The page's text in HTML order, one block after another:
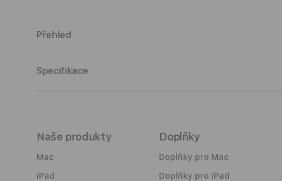
modálním
Přehled
Specifikace
Naše produkty
Mac
iPad
Doplňky
Doplňky pro Mac
Doplňky pro iPad